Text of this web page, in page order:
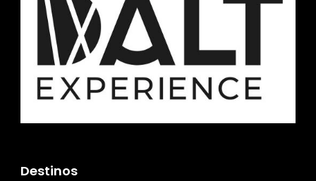
14 OCT - 21 OCT 2026
Desde €699
15 OCT - 22 OCT 2026
Desde €699
16 OCT - 23 OCT 2026
Destinos